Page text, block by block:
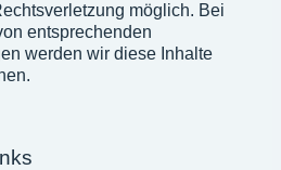
möglich. Bei
entsprechenden
werden wir diese Inhalte